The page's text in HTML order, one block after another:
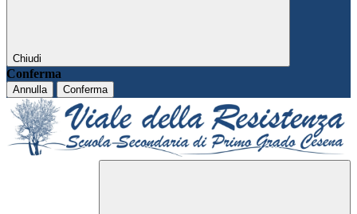
Chiudi
Conferma
Annulla Conferma